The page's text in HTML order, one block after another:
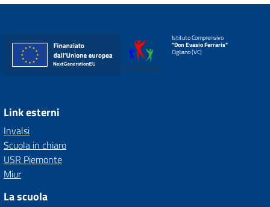
Istituto Comprensivo
"Don Evasio Ferraris"
Cigliano (VC)
Link esterni
Invalsi
Scuola in chiaro
USR Piemonte
Miur
La scuola